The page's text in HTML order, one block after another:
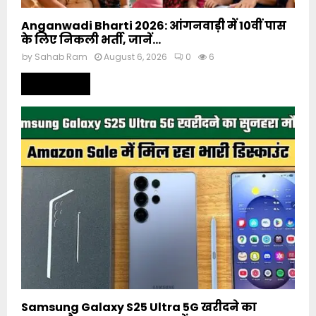
Anganwadi Bharti 2026: आंगनवाड़ी में 10वीं पास
के लिए निकली भर्ती, जानें...
by Sahab Ram August 6, 2026 0 6
Samsung Galaxy S25 Ultra 5G खरीदने का